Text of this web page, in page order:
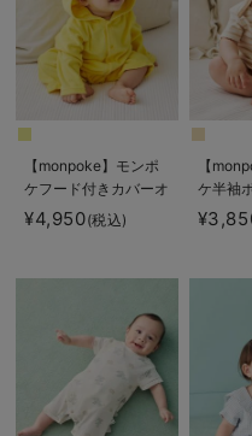
【monpoke】モンポ
ケフード付きカバーオ
ール
¥4,950(税込)
【
ケ半袖